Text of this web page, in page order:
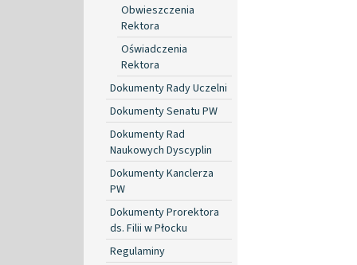
Obwieszczenia
Rektora
Oświadczenia
Rektora
Dokumenty Rady Uczelni
Dokumenty Senatu PW
Dokumenty Rad
Naukowych Dyscyplin
Dokumenty Kanclerza
PW
Dokumenty Prorektora
ds. Filii w Płocku
Regulaminy